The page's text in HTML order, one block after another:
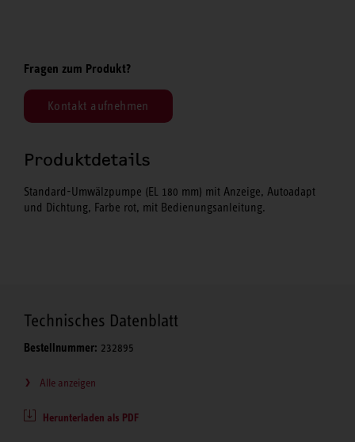
Fragen zum Produkt?
Kontakt aufnehmen
Produktdetails
Standard-Umwälzpumpe (EL 180 mm) mit Anzeige, Autoadapt
und Dichtung, Farbe rot, mit Bedienungsanleitung.
Technisches Datenblatt
Bestellnummer: 232895
Alle anzeigen
Herunterladen als PDF